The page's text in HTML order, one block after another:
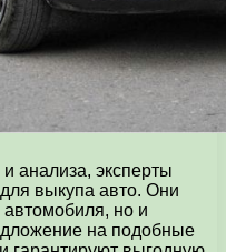
анализа, эксперты
выкупа авто. Они
автомобиля, но и
на подобные